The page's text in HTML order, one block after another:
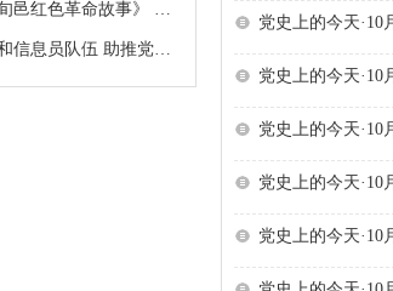
旬邑：《初心如磐：旬邑红色革命故事》 编印发行
旬邑建立党史联络员和信息员队伍 助推党史工作全面发...
党史上的今天·10
党史上的今天·10
党史上的今天·10
党史上的今天·10
党史上的今天·10